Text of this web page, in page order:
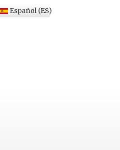
Español (ES)